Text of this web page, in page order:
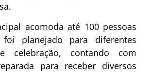
acomoda até 100 pessoas
planejado para diferentes
celebração, contando com
para receber diversos